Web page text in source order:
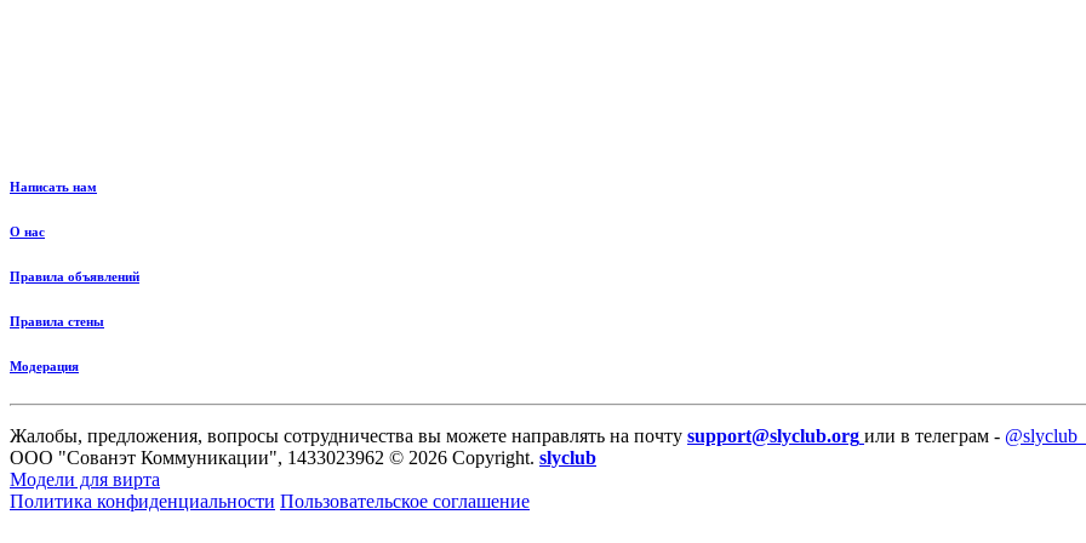
Написать нам
О нас
Правила объявлений
Правила стены
Модерация
Жалобы, предложения, вопросы сотрудничества вы можете направлять на почту support@slyclub.org или в телеграм -
ООО "Сованэт Коммуникации", 1433023962 © 2026 Copyright. slyclub
Модели для вирта
Политика конфиденциальности Пользовательское соглашение